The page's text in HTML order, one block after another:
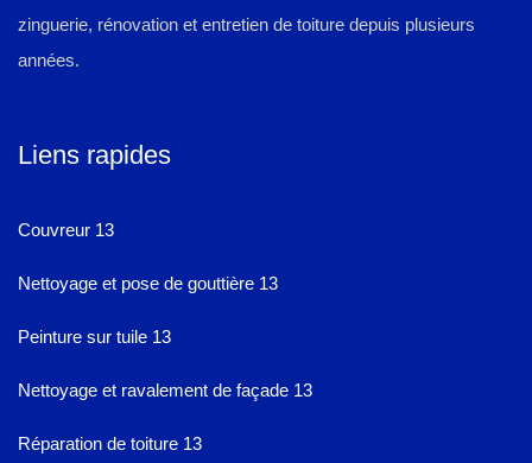
zinguerie, rénovation et entretien de toiture depuis plusieurs
années.
Liens rapides
Couvreur 13
Nettoyage et pose de gouttière 13
Peinture sur tuile 13
Nettoyage et ravalement de façade 13
Réparation de toiture 13